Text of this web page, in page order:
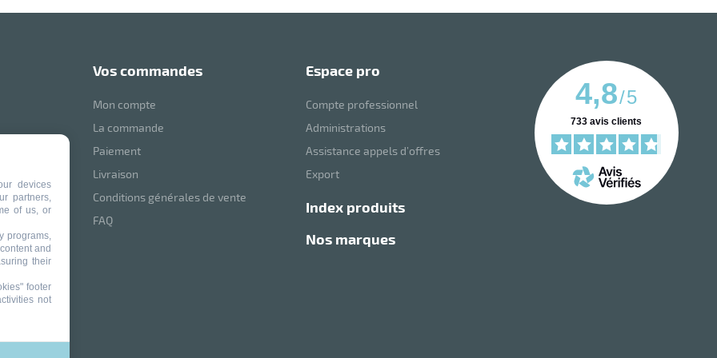
vos commandes
Mon compte
La commande
Paiement
Livraison
Conditions générales de vente
FAQ
espace pro
Compte professionnel
Administrations
Assistance appels d’offres
Export
index produits
nos marques
4,8/5
733 avis clients
devices
partners,
of us, or
programs,
and
their
footer
not